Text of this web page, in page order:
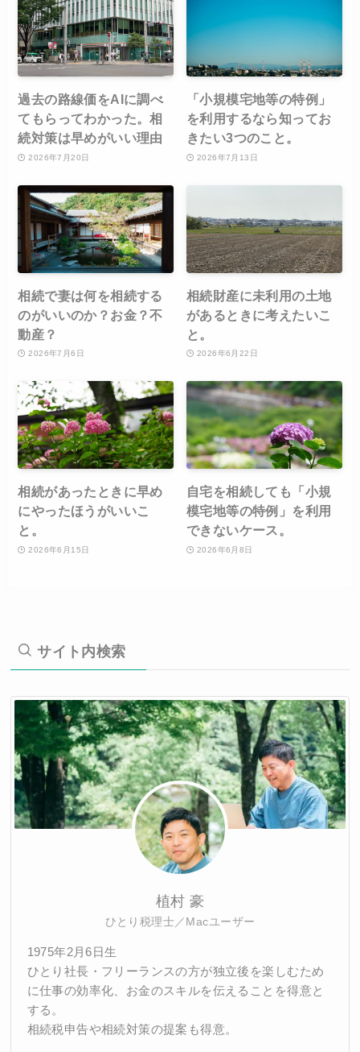
過去の路線価をAIに調べ
てもらってわかった。相
続対策は早めがいい理由
2026年7月20日
「小規模宅地等の特例」
を利用するなら知ってお
きたい3つのこと。
2026年7月13日
相続で妻は何を相続する
のがいいのか？お金？不
動産？
2026年7月6日
相続財産に未利用の土地
があるときに考えたいこ
と。
2026年6月22日
相続があったときに早め
にやったほうがいいこ
と。
2026年6月15日
自宅を相続しても「小規
模宅地等の特例」を利用
できないケース。
2026年6月8日
サイト内検索
植村 豪
ひとり税理士／Macユーザー
1975年2月6日生
ひとり社長・フリーランスの方が独立後を楽しむため
に仕事の効率化、お金のスキルを伝えることを得意と
する。
相続税申告や相続対策の提案も得意。